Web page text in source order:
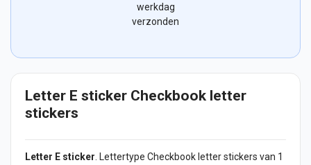
werkdag
verzonden
Letter E sticker Checkbook letter
stickers
Letter E sticker . Lettertype Checkbook letterstickers van 1